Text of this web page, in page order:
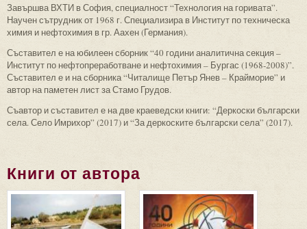
Завършва ВХТИ в София, специалност “Технология на горивата”.
Научен сътрудник от 1968 г. Специализира в Институт по техническа
химия и нефтохимия в гр. Аахен (Германия).
Съставител е на юбилеен сборник “40 години аналитична секция –
Институт по нефтопреработване и нефтохимия – Бургас (1968-2008)”.
Съставител е и на сборника “Читалище Петър Янев – Крайморие” и
автор на паметен лист за Стамо Грудов.
Съавтор и съставител е на две краеведски книги: “Деркоски български
села. Село Имрихор” (2017) и “За деркоските български села” (2017).
Книги от автора